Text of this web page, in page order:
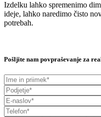
Izdelku lahko spremenimo
ideje, lahko naredimo čisto
potrebah.
Pošljite nam povpraševanje za